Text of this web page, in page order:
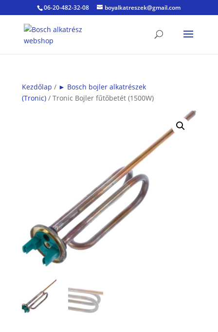
06-20-482-32-08 boyalkatreszek@gmail.com
Kezdőlap / ► Bosch bojler alkatrészek
(Tronic)/ Tronic Bojler fűtőbetét (1500W)